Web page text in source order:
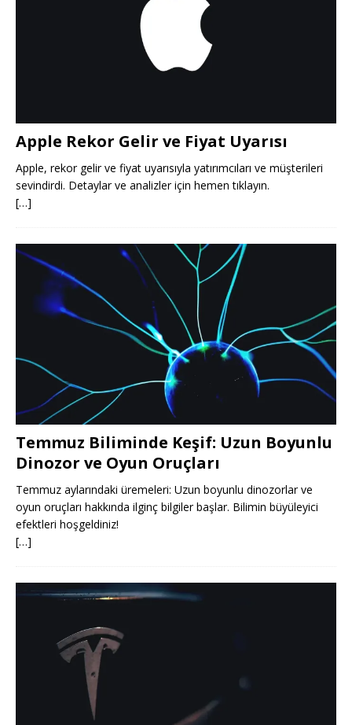
Apple Rekor Gelir ve Fiyat Uyarısı
Apple, rekor gelir ve fiyat uyarısıyla yatırımcıları ve müşterileri
sevindirdi. Detaylar ve analizler için hemen tıklayın.
[…]
Temmuz Biliminde Keşif: Uzun Boyunlu
Dinozor ve Oyun Oruçları
Temmuz aylarındaki üremeleri: Uzun boyunlu dinozorlar ve
oyun oruçları hakkında ilginç bilgiler başlar. Bilimin büyüleyici
efektleri hoşgeldiniz!
[…]